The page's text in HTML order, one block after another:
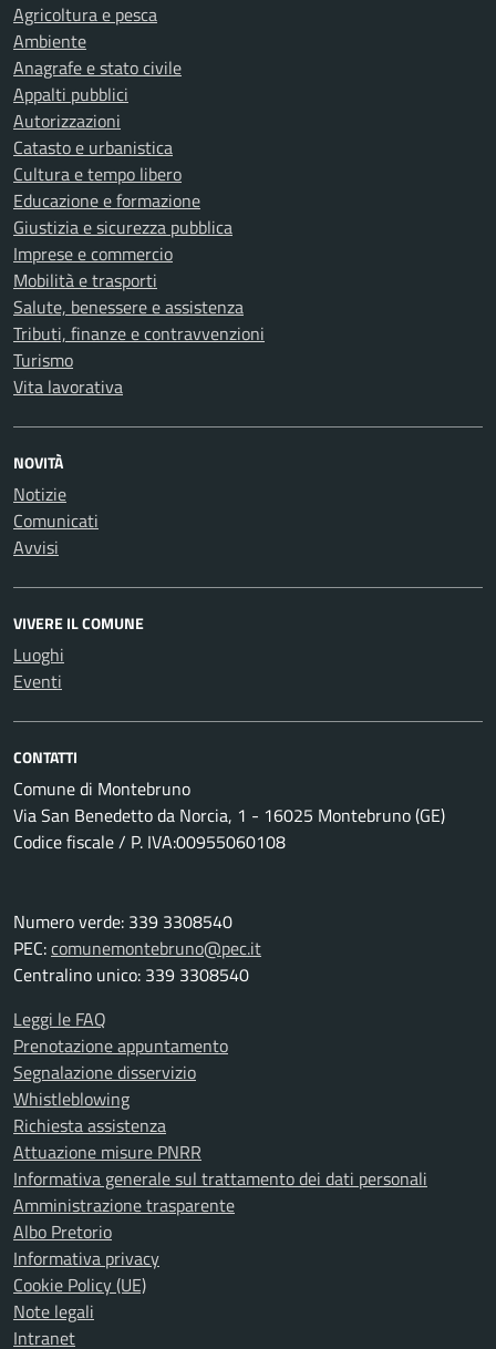
Agricoltura e pesca
Ambiente
Anagrafe e stato civile
Appalti pubblici
Autorizzazioni
Catasto e urbanistica
Cultura e tempo libero
Educazione e formazione
Giustizia e sicurezza pubblica
Imprese e commercio
Mobilità e trasporti
Salute, benessere e assistenza
Tributi, finanze e contravvenzioni
Turismo
Vita lavorativa
NOVITÀ
Notizie
Comunicati
Avvisi
VIVERE IL COMUNE
Luoghi
Eventi
CONTATTI
Comune di Montebruno
Via San Benedetto da Norcia, 1 - 16025 Montebruno (GE)
Codice fiscale / P. IVA:00955060108
Numero verde: 339 3308540
PEC:comunemontebruno@pec.it
Centralino unico: 339 3308540
Leggi le FAQ
Prenotazione appuntamento
Segnalazione disservizio
Whistleblowing
Richiesta assistenza
Attuazione misure PNRR
Informativa generale sul trattamento dei dati personali
Amministrazione trasparente
Albo Pretorio
Informativa privacy
Cookie Policy (UE)
Note legali
Intranet